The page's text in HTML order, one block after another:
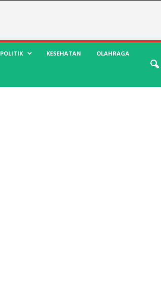
POLITIK KESEHATAN OLAHRAGA